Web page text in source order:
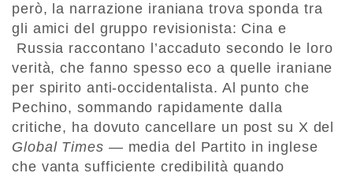
però, la narrazione iraniana trova sponda tra
gli amici del gruppo revisionista: Cina e
Russia raccontano l’accaduto secondo le loro
verità, che fanno spesso eco a quelle iraniane
per spirito anti-occidentalista. Al punto che
Pechino, sommando rapidamente dalla
critiche, ha dovuto cancellare un post su X del
Global Times — media del Partito in inglese
che vanta sufficiente credibilità quando